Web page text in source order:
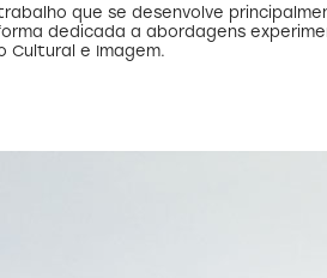
que se desenvolve
dedicada a abordagens
Cultural e Imagem.